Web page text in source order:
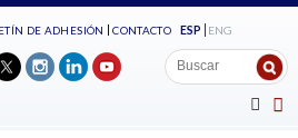
DE ADHESIÓN CONTACTO ESP ENG